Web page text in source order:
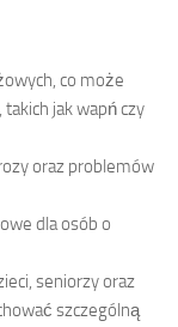
co może
jak wapń czy
oraz problemów
dla osób o
seniorzy oraz
szczególną